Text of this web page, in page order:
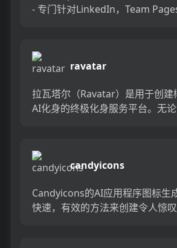
- 专门针对LinkedIn，Team
ravatar
拉瓦塔尔（Ravatar）是用于创建
AI化身的终极化身服务平台。无
candyicons
Candyicons的AI应用程序图标生
快速，有效的方法来创建令人惊叹